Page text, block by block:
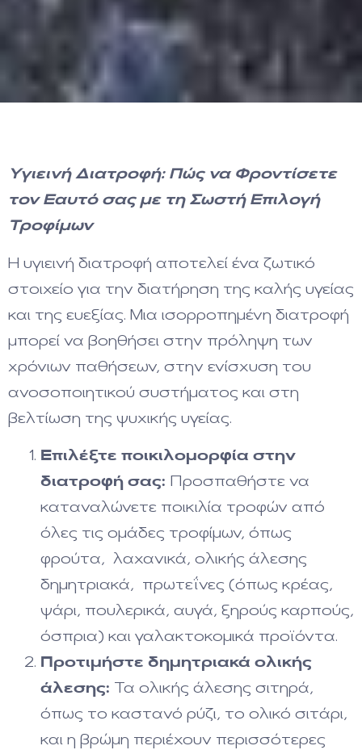
Υγιεινή Διατροφή: Πώς να Φροντίσετε
τον Εαυτό σας με τη Σωστή Επιλογή
Τροφίμων
Η υγιεινή διατροφή αποτελεί ένα ζωτικό
στοιχείο για την διατήρηση της καλής υγείας
και της ευεξίας. Μια ισορροπημένη διατροφή
μπορεί να βοηθήσει στην πρόληψη των
χρόνιων παθήσεων, στην ενίσχυση του
ανοσοποιητικού συστήματος και στη
βελτίωση της ψυχικής υγείας.
Επιλέξτε ποικιλομορφία στην
διατροφή σας: Προσπαθήστε να
καταναλώνετε ποικιλία τροφών από
όλες τις ομάδες τροφίμων, όπως
φρούτα, λαχανικά, ολικής άλεσης
δημητριακά, πρωτεΐνες (όπως κρέας,
ψάρι, πουλερικά, αυγά, ξηρούς καρπούς,
όσπρια) και γαλακτοκομικά προϊόντα.
Προτιμήστε δημητριακά ολικής
άλεσης: Τα ολικής άλεσης σιτηρά,
όπως το καστανό ρύζι, το ολικό σιτάρι,
και η βρώμη περιέχουν περισσότερες